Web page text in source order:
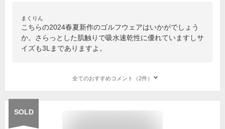
まくりん
こちらの2024春夏新作のゴルフウェアはいかがでしょう
か。さらっとした肌触りで吸水速乾性に優れていますしサ
イズも3Lまでありますよ。
全てのおすすめコメント（2件）
SOLD